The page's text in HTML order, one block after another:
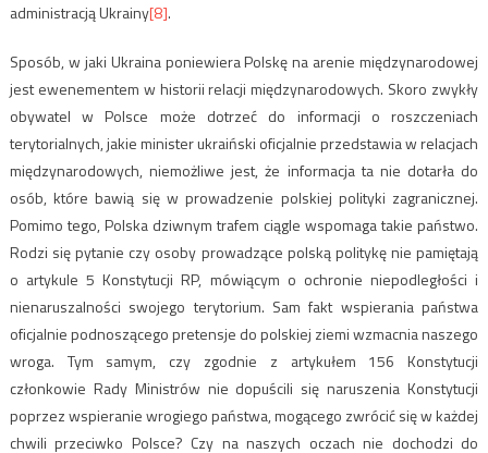
administracją Ukrainy[8].
Sposób, w jaki Ukraina poniewiera Polskę na arenie międzynarodowej
jest ewenementem w historii relacji międzynarodowych. Skoro zwykły
obywatel w Polsce może dotrzeć do informacji o roszczeniach
terytorialnych, jakie minister ukraiński oficjalnie przedstawia w relacjach
międzynarodowych, niemożliwe jest, że informacja ta nie dotarła do
osób, które bawią się w prowadzenie polskiej polityki zagranicznej.
Pomimo tego, Polska dziwnym trafem ciągle wspomaga takie państwo.
Rodzi się pytanie czy osoby prowadzące polską politykę nie pamiętają
o artykule 5 Konstytucji RP, mówiącym o ochronie niepodległości i
nienaruszalności swojego terytorium. Sam fakt wspierania państwa
oficjalnie podnoszącego pretensje do polskiej ziemi wzmacnia naszego
wroga. Tym samym, czy zgodnie z artykułem 156 Konstytucji
członkowie Rady Ministrów nie dopuścili się naruszenia Konstytucji
poprzez wspieranie wrogiego państwa, mogącego zwrócić się w każdej
chwili przeciwko Polsce? Czy na naszych oczach nie dochodzi do